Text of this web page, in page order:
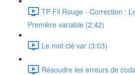
TP Fil Rouge - Correction :
Première variable (2:42)
Le mot clé var (3:03)
Résoudre les erreurs de